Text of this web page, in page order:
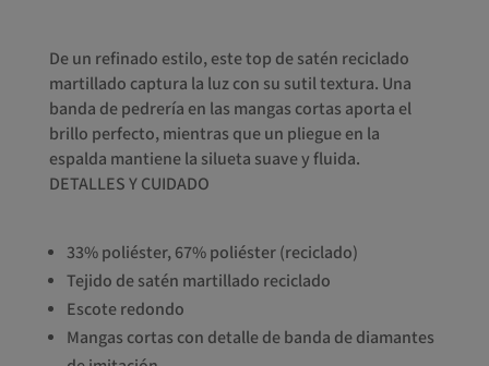
De un refinado estilo, este top de satén reciclado
martillado captura la luz con su sutil textura. Una
banda de pedrería en las mangas cortas aporta el
brillo perfecto, mientras que un pliegue en la
espalda mantiene la silueta suave y fluida.
DETALLES Y CUIDADO
33% poliéster, 67% poliéster (reciclado)
Tejido de satén martillado reciclado
Escote redondo
Mangas cortas con detalle de banda de diamantes